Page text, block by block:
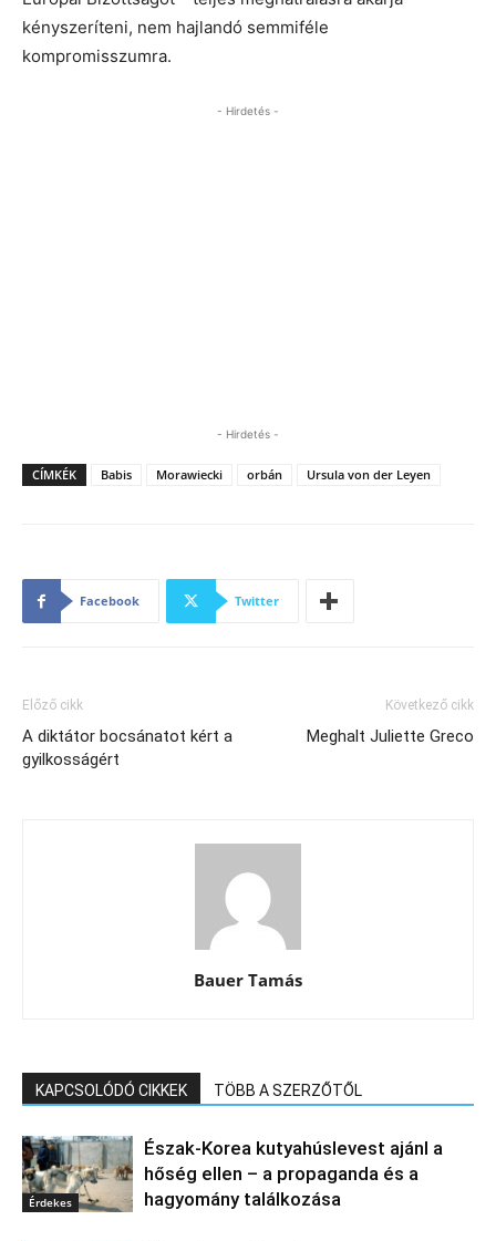
kényszeríteni, nem hajlandó semmiféle
kompromisszumra.
- Hirdetés -
- Hirdetés -
CÍMKÉK Babis Morawiecki orbán Ursula von der Leyen
Facebook Twitter
Előző cikk
A diktátor bocsánatot kért a
gyilkosságért
Következő cikk
Meghalt Juliette Greco
Bauer Tamás
KAPCSOLÓDÓ CIKKEK TÖBB A SZERZŐTŐL
Érdekes
Észak‑Korea kutyahúslevest ajánl a
hőség ellen – a propaganda és a
hagyomány találkozása